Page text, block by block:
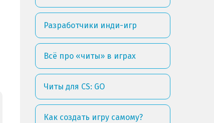
Разработчики инди-игр
Всё про «читы» в играх
Читы для CS: GO
Как создать игру самому?